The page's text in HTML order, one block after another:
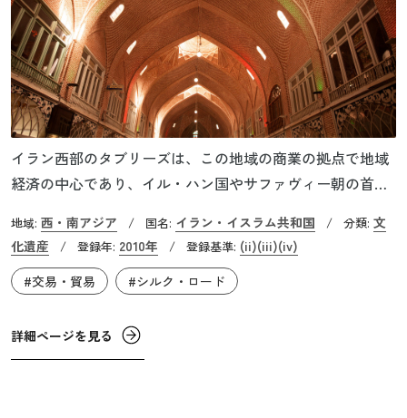
イラン西部のタブリーズは、この地域の商業の拠点で地域
経済の中心であり、イル・ハン国やサファヴィー朝の首都
ードの中継地として繁栄し、商業・文化の交流の重要な拠
点でした。ここにあるバザールは1,000年以上の歴史を持
ち、中東最古のバザールです。ひとつながりの屋根に覆わ
点在する複合施設で、イランの伝統的な商業と文化の繋が
りが見てとれる事例です。このようなバザールの形はペル
地域: 西・南アジア / 国名: イラン・イスラム共和国 / 分類: 文
化遺産
/ 登録年: 2010年 / 登録基準: (ii)(iii)(iv)
#交易・貿易
#シルク・ロード
詳細ページを見る